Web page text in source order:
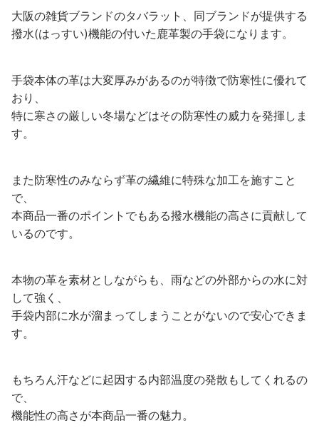
大阪の雑貨ブランドのタバラット、同ブランドが提供する
撥水(はっすい)機能の付いた鹿革製の手袋になります。
手袋本体の革は大変厚みがあるのが特徴で防寒性に優れて
おり、
特に寒さの厳しい冬場などはその防寒性の威力を発揮しま
す。
また防寒性のみならず革の繊維に特殊な加工を施すこと
で、
本商品一番のポイントでもある撥水機能の高さに貢献して
いるのです。
本物の革を素材としながらも、雨などの外部からの水に対
して強く、
手袋内部に水が溜まってしまうことがないので安心できま
す。
もちろん汗などに起因する内部温度の発散もしてくれるの
で、
機能性の高さが本商品一番の魅力。